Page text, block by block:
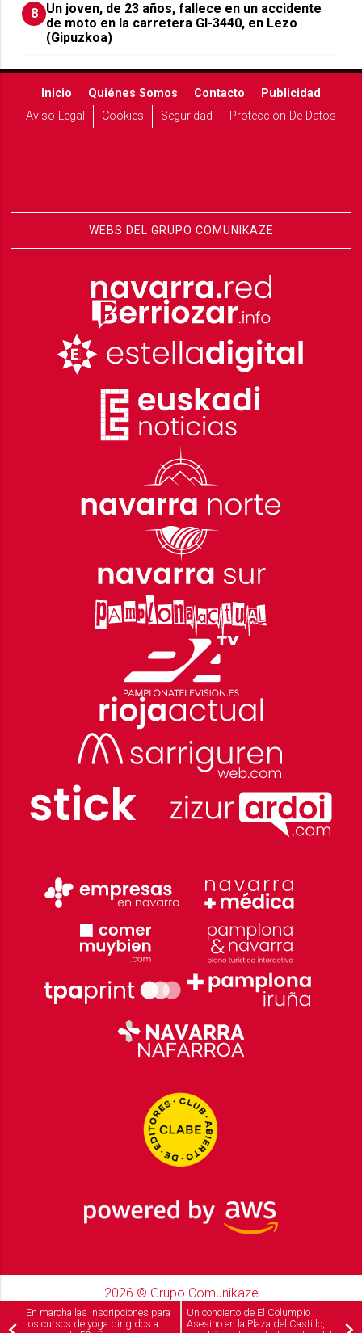
8 Un joven, de 23 años, fallece en un accidente
de moto en la carretera GI-3440, en Lezo
(Gipuzkoa)
Inicio Quiénes Somos Contacto
Publicidad
Aviso Legal
Cookies Seguridad Protección De Datos
WEBS DEL GRUPO COMUNIKAZE
2026 © Grupo Comunikaze
Desarrollado por: OA Cloud
En marcha las inscripciones para
los cursos de yoga dirigidos a
Un concierto de El Columpio
Asesino en la Plaza del Castillo,